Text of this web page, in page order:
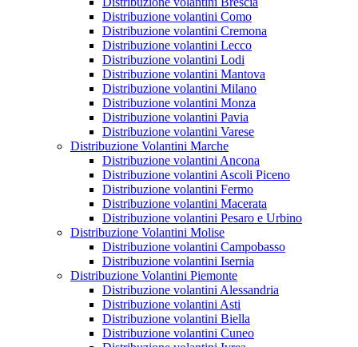
Distribuzione volantini Como
Distribuzione volantini Cremona
Distribuzione volantini Lecco
Distribuzione volantini Lodi
Distribuzione volantini Mantova
Distribuzione volantini Milano
Distribuzione volantini Monza
Distribuzione volantini Pavia
Distribuzione volantini Varese
Distribuzione Volantini Marche
Distribuzione volantini Ancona
Distribuzione volantini Ascoli Piceno
Distribuzione volantini Fermo
Distribuzione volantini Macerata
Distribuzione volantini Pesaro e Urbino
Distribuzione Volantini Molise
Distribuzione volantini Campobasso
Distribuzione volantini Isernia
Distribuzione Volantini Piemonte
Distribuzione volantini Alessandria
Distribuzione volantini Asti
Distribuzione volantini Biella
Distribuzione volantini Cuneo